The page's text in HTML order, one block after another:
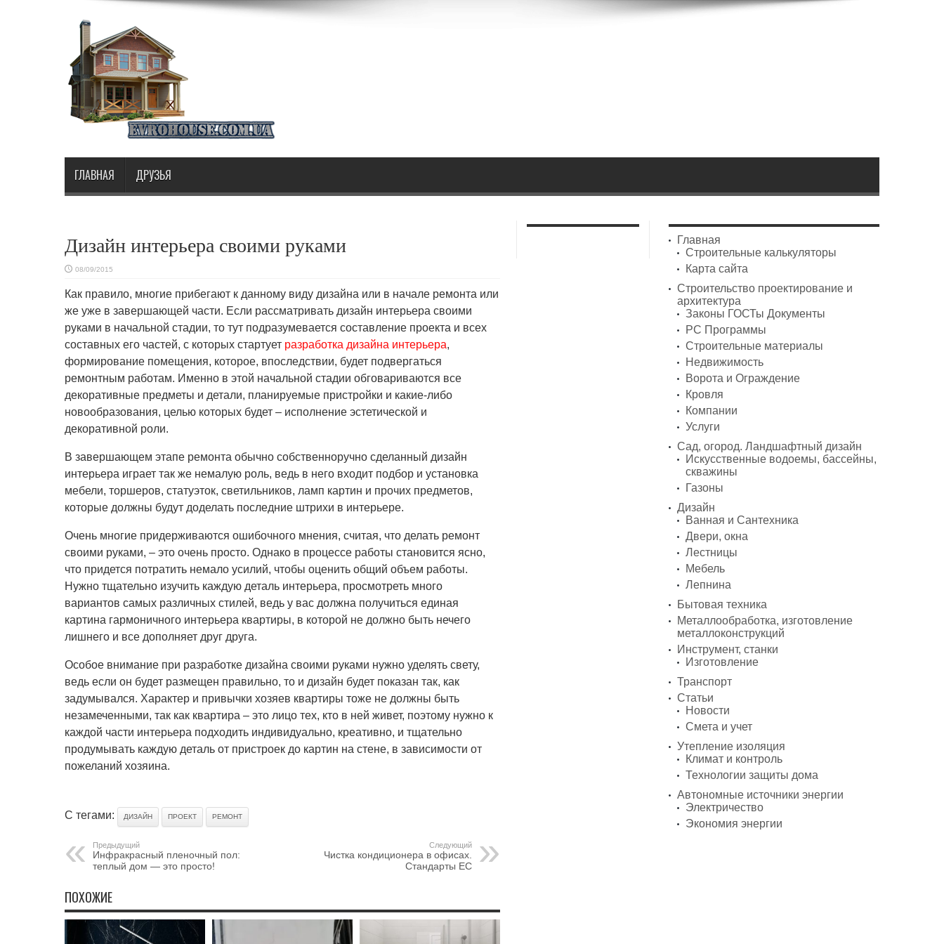
ГЛАВНАЯ ДРУЗЬЯ
Дизайн интерьера своими руками
08/09/2015
Как правило, многие прибегают к данному виду дизайна или в начале ремонта или
же уже в завершающей части. Если рассматривать дизайн интерьера своими
руками в начальной стадии, то тут подразумевается составление проекта и всех
составных его частей, с которых стартует разработка дизайна интерьера,
формирование помещения, которое, впоследствии, будет подвергаться
ремонтным работам. Именно в этой начальной стадии обговариваются все
декоративные предметы и детали, планируемые пристройки и какие-либо
новообразования, целью которых будет – исполнение эстетической и
декоративной роли.
В завершающем этапе ремонта обычно собственноручно сделанный дизайн
интерьера играет так же немалую роль, ведь в него входит подбор и установка
мебели, торшеров, статуэток, светильников, ламп картин и прочих предметов,
которые должны будут доделать последние штрихи в интерьере.
Очень многие придерживаются ошибочного мнения, считая, что делать ремонт
своими руками, – это очень просто. Однако в процессе работы становится ясно,
что придется потратить немало усилий, чтобы оценить общий объем работы.
Нужно тщательно изучить каждую деталь интерьера, просмотреть много
вариантов самых различных стилей, ведь у вас должна получиться единая
картина гармоничного интерьера квартиры, в которой не должно быть нечего
лишнего и все дополняет друг друга.
Особое внимание при разработке дизайна своими руками нужно уделять свету,
ведь если он будет размещен правильно, то и дизайн будет показан так, как
задумывался. Характер и привычки хозяев квартиры тоже не должны быть
незамеченными, так как квартира – это лицо тех, кто в ней живет, поэтому нужно к
каждой части интерьера подходить индивидуально, креативно, и тщательно
продумывать каждую деталь от пристроек до картин на стене, в зависимости от
пожеланий хозяина.
С тегами: ДИЗАЙН ПРОЕКТ РЕМОНТ
Предыдущий
Инфракрасный пленочный пол:
теплый дом — это просто!
Следующий
Чистка кондиционера в офисах.
Стандарты ЕС
ПОХОЖИЕ
Главная
Строительные калькуляторы
Карта сайта
Строительство проектирование и
архитектура
Законы ГОСТы Документы
PC Программы
Строительные материалы
Недвижимость
Ворота и Ограждение
Кровля
Компании
Услуги
Сад, огород. Ландшафтный дизайн
Искусственные водоемы, бассейны,
скважины
Газоны
Дизайн
Ванная и Сантехника
Двери, окна
Лестницы
Мебель
Лепнина
Бытовая техника
Металлообработка, изготовление
металлоконструкций
Инструмент, станки
Изготовление
Транспорт
Статьи
Новости
Смета и учет
Утепление изоляция
Климат и контроль
Технологии защиты дома
Автономные источники энергии
Электричество
Экономия энергии